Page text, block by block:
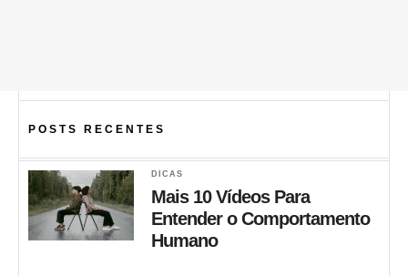
POSTS RECENTES
DICAS
Mais 10 Vídeos Para
Entender o Comportamento
Humano